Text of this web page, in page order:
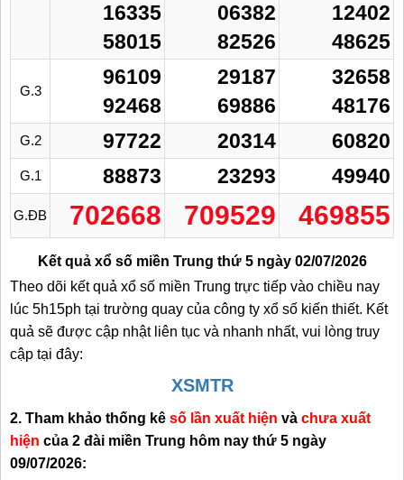
16335
58015
06382
82526
12402
48625
G.3
96109
92468
29187
69886
32658
48176
G.2 97722 20314 60820
G.1 88873 23293 49940
G.ĐB 702668 709529 469855
Kết quả xổ số miền Trung thứ 5 ngày 02/07/2026
Theo dõi kết quả xổ số miền Trung trực tiếp vào chiều nay
lúc 5h15ph tại trường quay của công ty xổ số kiến thiết. Kết
quả sẽ được cập nhật liên tục và nhanh nhất, vui lòng truy
cập tại đây:
XSMTR
2. Tham khảo thống kê số lần xuất hiện và chưa xuất
hiện của 2 đài miền Trung hôm nay thứ 5 ngày
09/07/2026: